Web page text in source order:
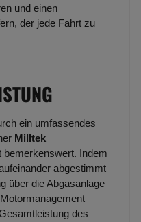
und einen
der jede Fahrt zu
ein umfassendes
Milltek
bemerkenswert. Indem
abgestimmt
über die Abgasanlage
–
des